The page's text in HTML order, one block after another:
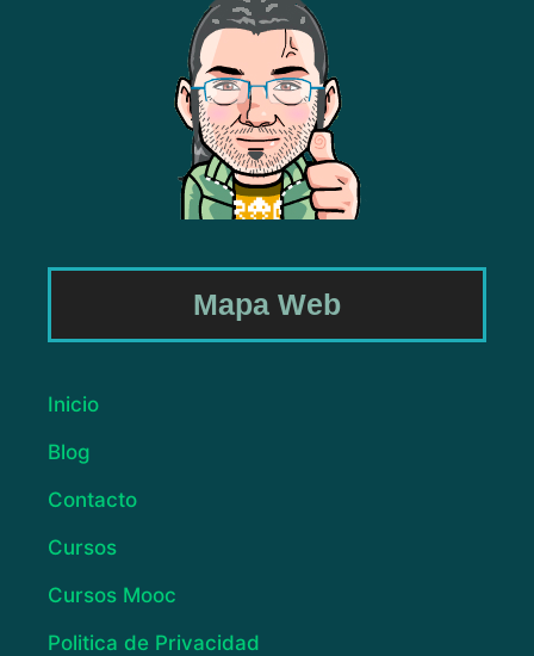
Mapa Web
Inicio
Blog
Contacto
Cursos
Cursos Mooc
Politica de Privacidad